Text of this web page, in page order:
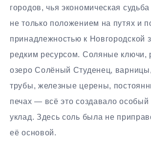
городов, чья экономическая
не только положением на путях и
принадлежностью к Новгородской
редким ресурсом. Соляные ключи,
озеро Солёный Студенец,
трубы, железные церены,
печах — всё это создавало особый
уклад. Здесь соль была не
её основой.